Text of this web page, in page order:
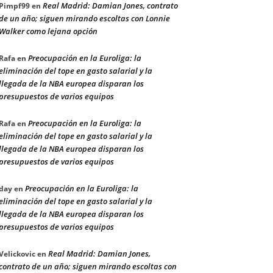
en Real Madrid: Damian Jones, contrato
un año; siguen mirando escoltas con Lonnie
como lejana opción
en Preocupación en la Euroliga: la
del tope en gasto salarial y la
de la NBA europea disparan los
de varios equipos
en Preocupación en la Euroliga: la
del tope en gasto salarial y la
de la NBA europea disparan los
de varios equipos
en Preocupación en la Euroliga: la
del tope en gasto salarial y la
de la NBA europea disparan los
de varios equipos
en Real Madrid: Damian Jones,
de un año; siguen mirando escoltas con